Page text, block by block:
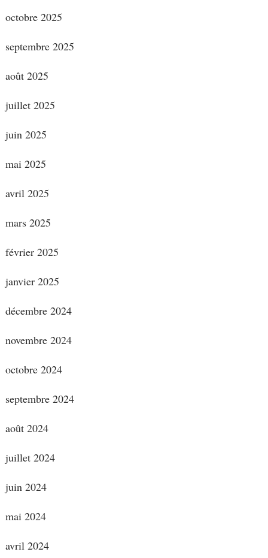
octobre 2025
septembre 2025
août 2025
juillet 2025
juin 2025
mai 2025
avril 2025
mars 2025
février 2025
janvier 2025
décembre 2024
novembre 2024
octobre 2024
septembre 2024
août 2024
juillet 2024
juin 2024
mai 2024
avril 2024